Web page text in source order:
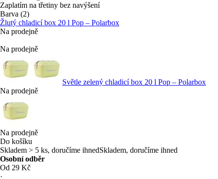
Zaplatím na třetiny bez navýšení
Barva (2)
Žlutý chladicí box 20 l Pop – Polarbox
Na prodejně
Na prodejně
Světle zelený chladicí box 20 l Pop – Polarbox
Na prodejně
Na prodejně
Do košíku
Skladem > 5 ks, doručíme ihnedSkladem, doručíme ihned
Osobní odběr
Od 29 Kč
·